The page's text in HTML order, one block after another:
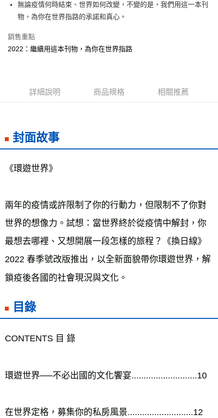
悠遊付
ATM付款
7-11取貨付款
每筆NT$60，滿NT$799(含以上)免運費
付款後7-11取貨
每筆NT$70，滿NT$799(含以上)免運費
離島宅配
每筆NT$200，滿NT$99,999(含以上)免運費
海外叢書運費 查看運費
雜誌海外運費
無論疫情何時結束、世界如何改變，不變的是，我們用這一本刊
物，為你在世界指路的承諾和真心。
銷售重點
2022：繼續用這本刊物，為你在世界指路
詳細說明 商品規格 相關推薦
封面故事
《環遊世界》
兩年的疫情或許限制了你的行動力，但限制不了你對
世界的想像力。試想：當世界終於從疫情中解封，你
最想去哪裡、又想開展一段怎樣的旅程？《換日線》
2022 春季號改版推出，以全新面貌帶你環遊世界，解
鎖疫後各國的社會現況與文化。
目錄
CONTENTS 目 錄
環遊世界──不必出國的文化饗宴...........................10
在世界定格，募集你的私房風景...........................12